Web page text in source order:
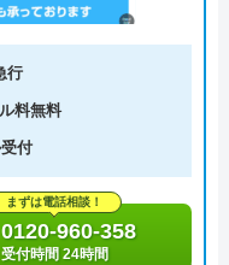
行
料無料
付
まずは電話相談！
0120-960-358
受付時間 24時間